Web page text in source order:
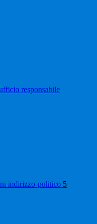
responsabile
indirizzo-politico 5